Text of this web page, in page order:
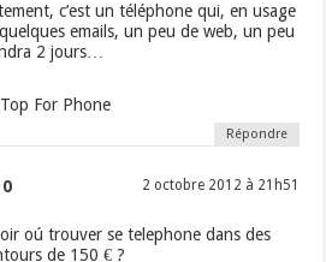
c’est un téléphone qui, en usage
emails, un peu de web, un peu
2 jours…
For Phone
Répondre
2 octobre 2012 à 21h51
oú trouver se telephone dans des
de 150 € ?